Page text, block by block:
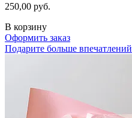
250,00 руб.
В корзину
Оформить заказ
Подарите больше впечатлений